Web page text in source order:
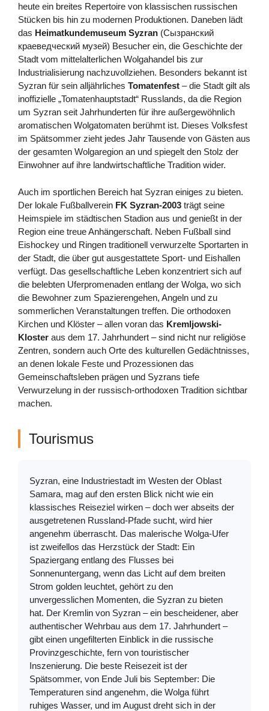
heute ein breites Repertoire von klassischen russischen
Stücken bis hin zu modernen Produktionen. Daneben lädt
das Heimatkundemuseum Syzran (Сызранский
краеведческий музей) Besucher ein, die Geschichte der
Stadt vom mittelalterlichen Wolgahandel bis zur
Industrialisierung nachzuvollziehen. Besonders bekannt ist
Syzran für sein alljährliches Tomatenfest – die Stadt gilt als
inoffizielle „Tomatenhauptstadt“ Russlands, da die Region
um Syzran seit Jahrhunderten für ihre außergewöhnlich
aromatischen Wolgatomaten berühmt ist. Dieses Volksfest
im Spätsommer zieht jedes Jahr Tausende von Gästen aus
der gesamten Wolgaregion an und spiegelt den Stolz der
Einwohner auf ihre landwirtschaftliche Tradition wider.
Auch im sportlichen Bereich hat Syzran einiges zu bieten.
Der lokale Fußballverein FK Syzran-2003 trägt seine
Heimspiele im städtischen Stadion aus und genießt in der
Region eine treue Anhängerschaft. Neben Fußball sind
Eishockey und Ringen traditionell verwurzelte Sportarten in
der Stadt, die über gut ausgestattete Sport- und Eishallen
verfügt. Das gesellschaftliche Leben konzentriert sich auf
die belebten Uferpromenaden entlang der Wolga, wo sich
die Bewohner zum Spazierengehen, Angeln und zu
sommerlichen Veranstaltungen treffen. Die orthodoxen
Kirchen und Klöster – allen voran das Kremljowski-
Kloster aus dem 17. Jahrhundert – sind nicht nur religiöse
Zentren, sondern auch Orte des kulturellen Gedächtnisses,
an denen lokale Feste und Prozessionen das
Gemeinschaftsleben prägen und Syzrans tiefe
Verwurzelung in der russisch-orthodoxen Tradition sichtbar
machen.
Tourismus
Syzran, eine Industriestadt im Westen der Oblast
Samara, mag auf den ersten Blick nicht wie ein
klassisches Reiseziel wirken – doch wer abseits der
ausgetretenen Russland-Pfade sucht, wird hier
angenehm überrascht. Das malerische Wolga-Ufer
ist zweifellos das Herzstück der Stadt: Ein
Spaziergang entlang des Flusses bei
Sonnenuntergang, wenn das Licht auf dem breiten
Strom golden leuchtet, gehört zu den
unvergesslichen Momenten, die Syzran zu bieten
hat. Der Kremlin von Syzran – ein bescheidener, aber
authentischer Wehrbau aus dem 17. Jahrhundert –
gibt einen ungefilterten Einblick in die russische
Provinzgeschichte, fern von touristischer
Inszenierung. Die beste Reisezeit ist der
Spätsommer, von Ende Juli bis September: Die
Temperaturen sind angenehm, die Wolga führt
ruhiges Wasser, und im August dreht sich in der